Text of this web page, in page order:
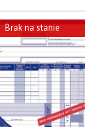
Brak na stanie